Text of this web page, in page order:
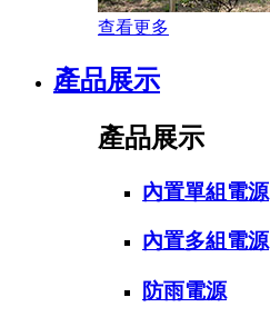
查看更多
產品展示
產品展示
內置單組電源
內置多組電源
防雨電源